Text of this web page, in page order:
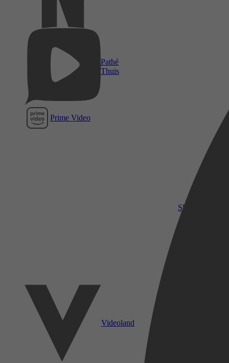
Pathé
Thuis
Prime Video
SkyShowtime
Videoland